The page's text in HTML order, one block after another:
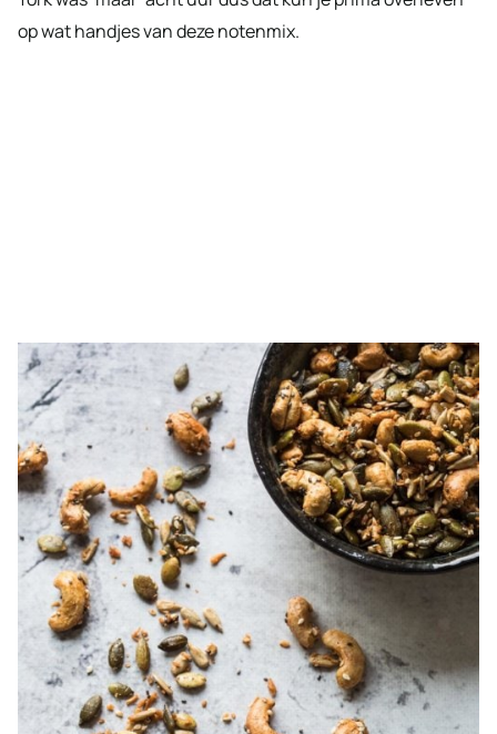
op wat handjes van deze notenmix.